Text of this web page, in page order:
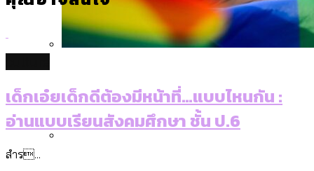
ของ 50 เขตในกรุงเทพฯ
[ข้อมูลดิบ]
เด็กเอ๋ยเด็กดีต้องมีหน้าที่…แบบไหนกัน :
อ่านแบบเรียนสังคมศึกษา ชั้น ป.6
สำร...